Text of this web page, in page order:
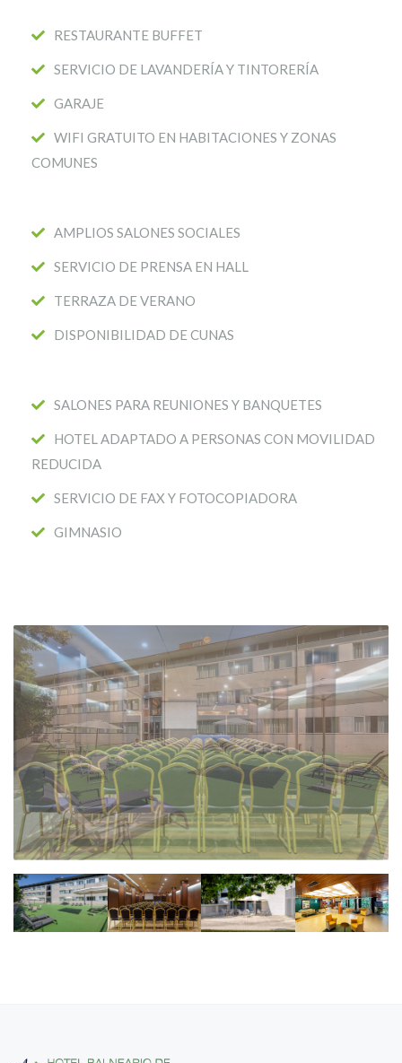
RESTAURANTE BUFFET
SERVICIO DE LAVANDERÍA Y TINTORERÍA
GARAJE
WIFI GRATUITO EN HABITACIONES Y ZONAS
COMUNES
AMPLIOS SALONES SOCIALES
SERVICIO DE PRENSA EN HALL
TERRAZA DE VERANO
DISPONIBILIDAD DE CUNAS
SALONES PARA REUNIONES Y BANQUETES
HOTEL ADAPTADO A PERSONAS CON MOVILIDAD
REDUCIDA
SERVICIO DE FAX Y FOTOCOPIADORA
GIMNASIO